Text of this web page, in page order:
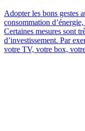
Adopter les bons gestes
consommation
Certaines mesures sont
d’investissement. Par
votre TV, votre box,